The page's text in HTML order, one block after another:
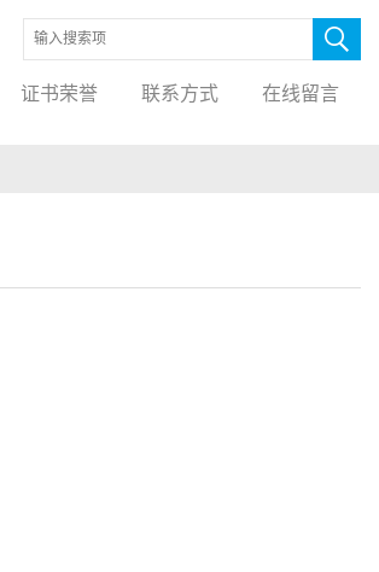
证书荣誉 联系方式 在线留言